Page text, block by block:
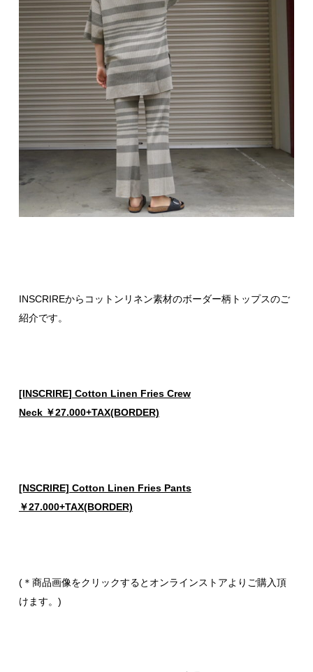
INSCRIREからコットンリネン素材のボーダー柄トップスのご
紹介です。
[INSCRIRE] Cotton Linen Fries Crew
Neck ￥27.000+TAX(BORDER)
[NSCRIRE] Cotton Linen Fries Pants
￥27.000+TAX(BORDER)
(＊商品画像をクリックするとオンラインストアよりご購入頂
けます。)